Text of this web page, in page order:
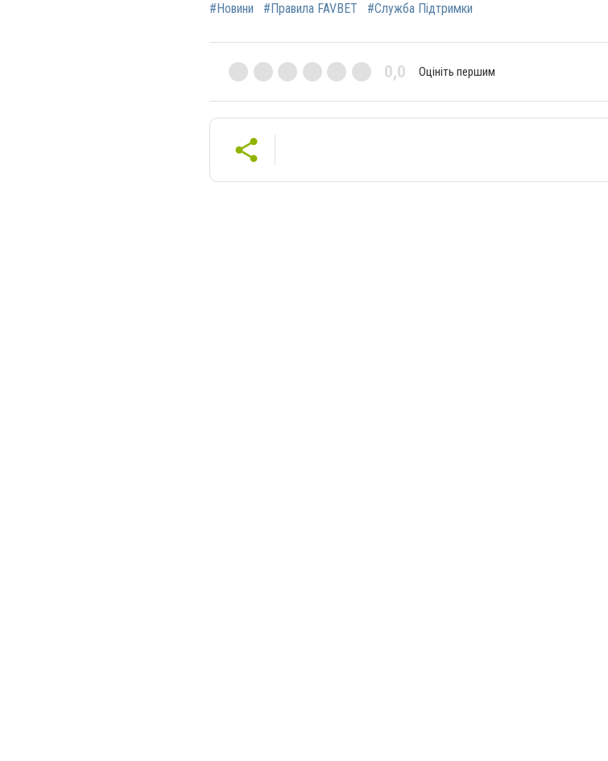
#Новини #Правила FAVBET #Служба Підтримки
0,0 Оцініть першим